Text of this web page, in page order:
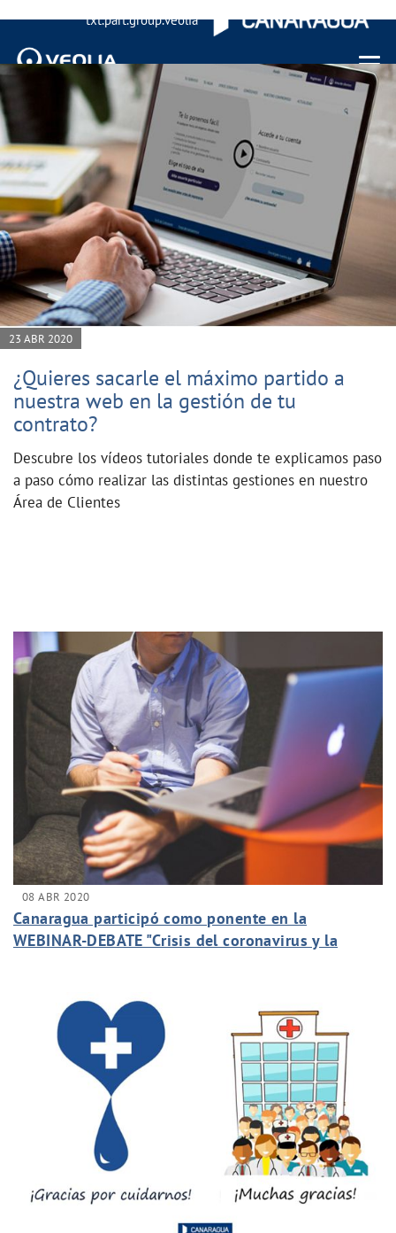
txt.part.group.veolia
Menu
23 ABR 2020
¿Quieres sacarle el máximo partido a
nuestra web en la gestión de tu
contrato?
Descubre los vídeos tutoriales donde te explicamos paso
a paso cómo realizar las distintas gestiones en nuestro
Área de Clientes
08 ABR 2020
Canaragua participó como ponente en la
WEBINAR-DEBATE "Crisis del coronavirus y la